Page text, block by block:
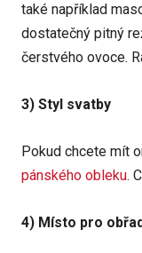
také například
dostatečný pitný
čerstvého ovoce.
3) Styl svatby
Pokud chcete mít
pánského obleku.
4) Místo pro